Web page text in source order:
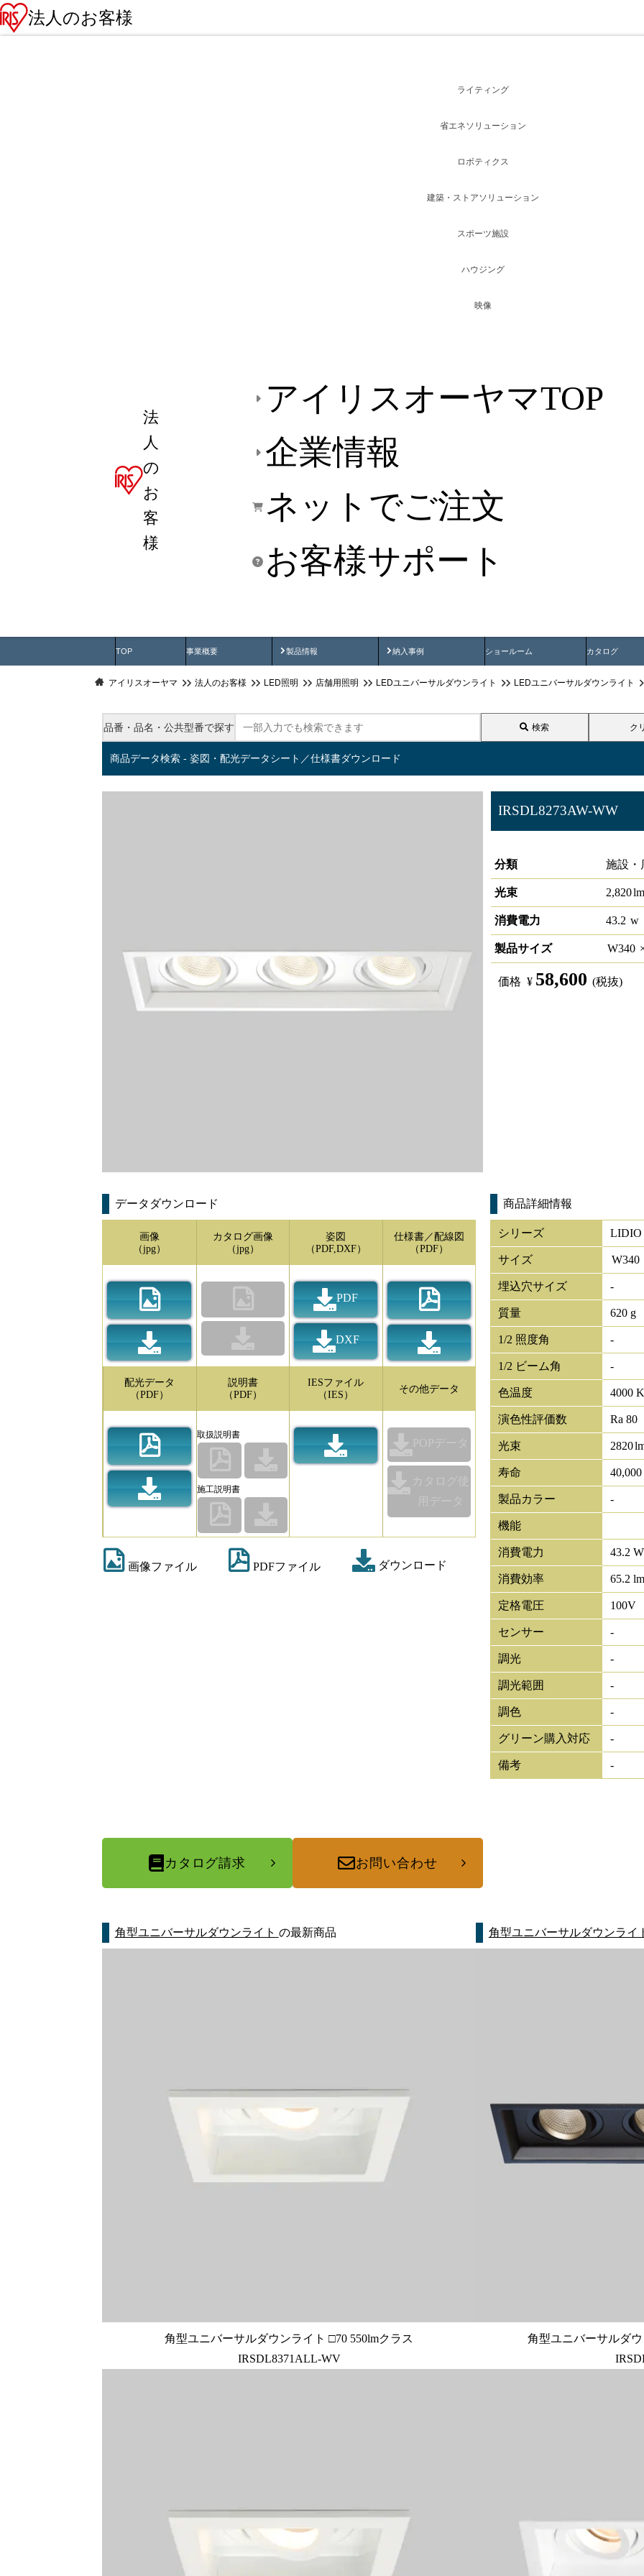
法人のお客様
法
人
の
お
客
様
アイリスオーヤマTOP
企業情報
ネットでご注文
お客様サポート
ライティング
省エネソリューション
ロボティクス
建築・ストアソリューション
スポーツ施設
ハウジング
映像
TOP 事業概要 製品情報
製品動画 納入事例
納入事例動画 ショールーム カタログ
アイリスオーヤマ 法人のお客様 LED照明 店舗用照明 LEDユニバーサルダウンライト LEDユニバーサルダウンライト
品番・品名・公共型番で探す 検索 ク
商品データ検索 - 姿図・配光データシート／仕様書ダウンロード
IRSDL8273AW-WW
分類
施設
光束 2,820lm
消費電力 43.2 w
製品サイズ W340
価格 ¥ 58,600 (税抜)
データダウンロード
画像
（jpg）
カタログ画像
（jpg）
姿図
（PDF,DXF）
PDF
DXF
仕様書／配線図
（PDF）
配光データ
（PDF）
説明書
（PDF）
取扱説明書
施工説明書
IESファイル
（IES）
その他データ
POPデータ
カタログ使
用データ
画像ファイル PDFファイル ダウンロード
商品詳細情報
シリーズ LIDIO
サイズ W340
埋込穴サイズ -
質量 620 g
1/2 照度角 -
1/2 ビーム角 -
色温度 4000 K
演色性評価数 Ra 80
光束 2820
寿命
製品カラー -
機能
消費電力 43.2 W
消費効率 65.2
定格電圧 100V
センサー -
調光 -
調光範囲 -
調色 -
グリーン購入対応 -
備考 -
カタログ請求 お問い合わせ
角型ユニバーサルダウンライト の最新商品
角型ユニバーサルダウンライト □70 550lmクラス
IRSDL8371ALL-WV
角型ユニバーサルダウンライ
角型ユニバーサルダウ